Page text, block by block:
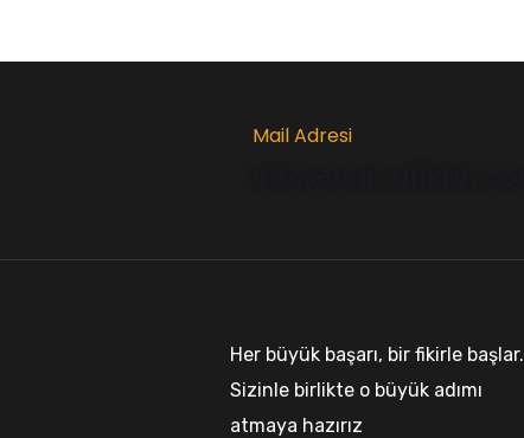
Mail Adresi
Her büyük başarı, bir fikirle başlar.
Sizinle birlikte o büyük adımı
atmaya hazırız